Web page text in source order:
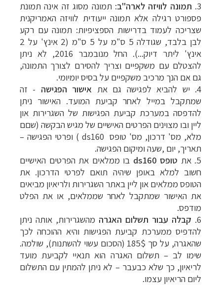
3. תמונה לוויזה לארה"ב: תמונה מסוג זה אינה תמונת
פספורט רגילה אלא תמונה ייעודית לוויזה האמריקנית
שצריכה לעמוד בדרישות הספציפיות: תמונה עם רקע
לבן בלבד, שגודלה 5 ס"מ על 5 ס"מ (2 אינץ' על 2
אינץ' ליתר דיוק...). החל מנובמבר 2016, לא ניתן
להצטלם עם משקפיים וצריך להסירם לצורך התמונה,
גם אם הנך מרכיב משקפיים על בסיס יומיומי.
4. יש להביא לפגישה גם את
אישור הפגישה - זה
שמתקבל במייל לאחר קביעת המועד. האישור ניתן
להדפסה במערכת קביעת הפגישות של השגרירות און
ליין ובו מצוינים הפרטים האישיים של מגיש הבקשה (שםם
מלא, מס' דרכון, מס' טופס ds160 ) ופרטי הפגישה –
תאריך, יום ,שעה ומיקום הפגישה.
5. את
טופס ds160 בו ממלאים את הפרטים האישיים
חשוב למלא באופן שיהיה תואם לפרטי הדרכון. את
הטופס ממלאים און ליין באתר השגרירות ולריאיון מביאים
את האישור שמתקבל לאחר שממלאים, או את הפלט
מודפס.
6. קבלה עבור תשלום האגרה מהשגרירות, אותה ניתן
להדפיס ממערכת קביעת הפגישות והיא ההוכחה לכך
שהאגרה, על סך 185$ (הסכום עשוי להשתנות), שולמה.
שימו לב– תשלום האגרה הוא תנאיי לקביעת מועד
לריאיון, כך שלא כבעבר– לא ניתן להמתין עם התשלום
ליום הריאיון עצמו.
תכנון
לחצו לרשימת היעדים »
טיולים לדרום ומרכז אמריקה לחצו לרשימת
היעדים »
קרוזים והפלגות נופש לחצו לרשימת היעדים »